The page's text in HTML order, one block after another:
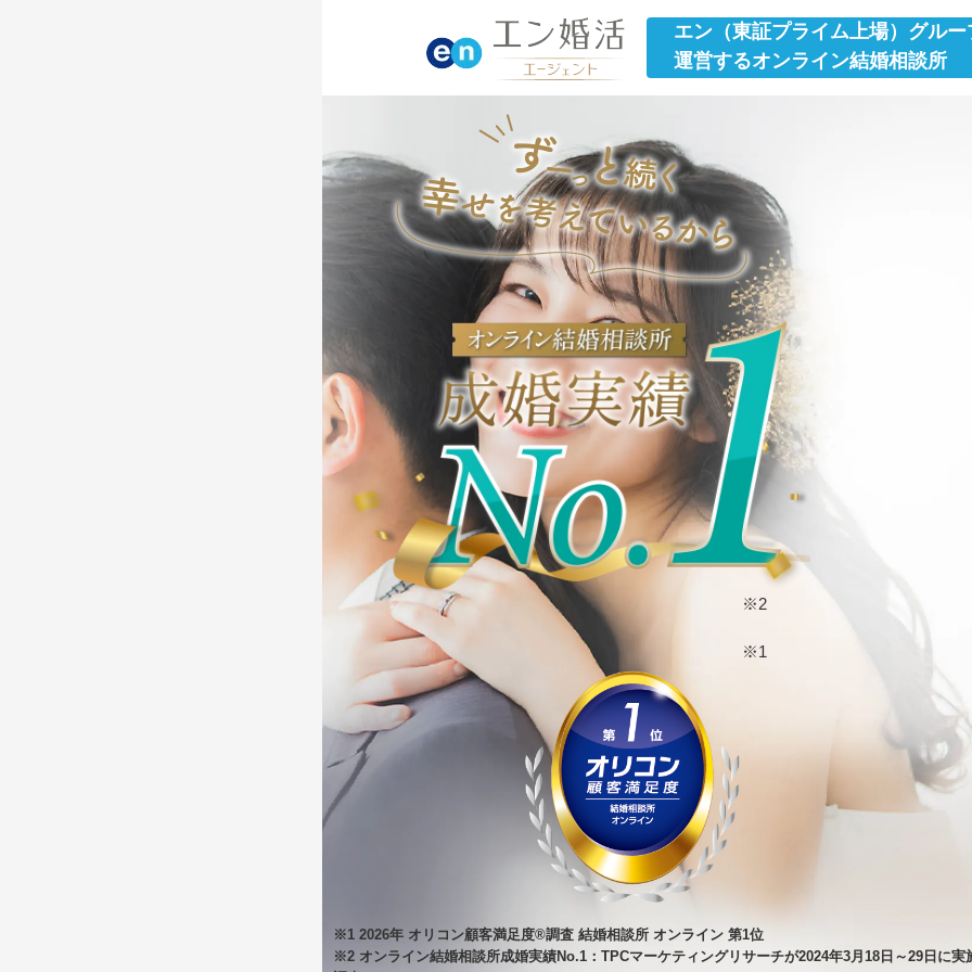
エン（東証プライム上場）グルー
運営するオンライン結婚相談所
※2
※1
※1 2026年 オリコン顧客満足度®調査 結婚相談所 オンライン 第1位
※2 オンライン結婚相談所成婚実績No.1：TPCマーケティングリサーチが2024年3月18日～29日に実